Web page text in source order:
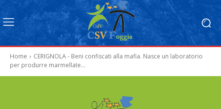
Home
CERIGNOLA - Beni confiscati alla mafia. Nasce un laboratorio
per produrre marmellate...